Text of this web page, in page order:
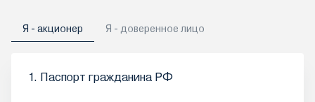
Я - акционер Я - доверенное лицо
1. Паспорт гражданина РФ